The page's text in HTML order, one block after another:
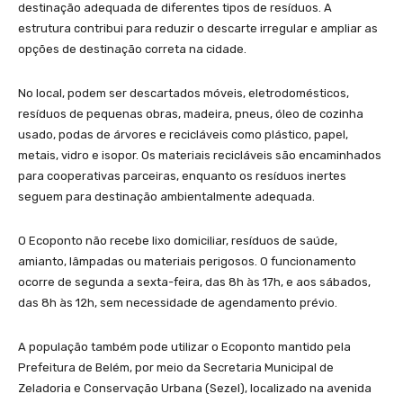
destinação adequada de diferentes tipos de resíduos. A
estrutura contribui para reduzir o descarte irregular e ampliar as
opções de destinação correta na cidade.
No local, podem ser descartados móveis, eletrodomésticos,
resíduos de pequenas obras, madeira, pneus, óleo de cozinha
usado, podas de árvores e recicláveis como plástico, papel,
metais, vidro e isopor. Os materiais recicláveis são encaminhados
para cooperativas parceiras, enquanto os resíduos inertes
seguem para destinação ambientalmente adequada.
O Ecoponto não recebe lixo domiciliar, resíduos de saúde,
amianto, lâmpadas ou materiais perigosos. O funcionamento
ocorre de segunda a sexta-feira, das 8h às 17h, e aos sábados,
das 8h às 12h, sem necessidade de agendamento prévio.
A população também pode utilizar o Ecoponto mantido pela
Prefeitura de Belém, por meio da Secretaria Municipal de
Zeladoria e Conservação Urbana (Sezel), localizado na avenida